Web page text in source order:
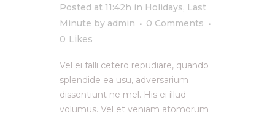
Posted at 11:42h in Holidays, Last
Minute by admin
0 Comments
0 Likes
Vel ei falli cetero repudiare, quando
splendide ea usu, adversarium
dissentiunt ne mel. His ei illud
volumus. Vel et veniam atomorum